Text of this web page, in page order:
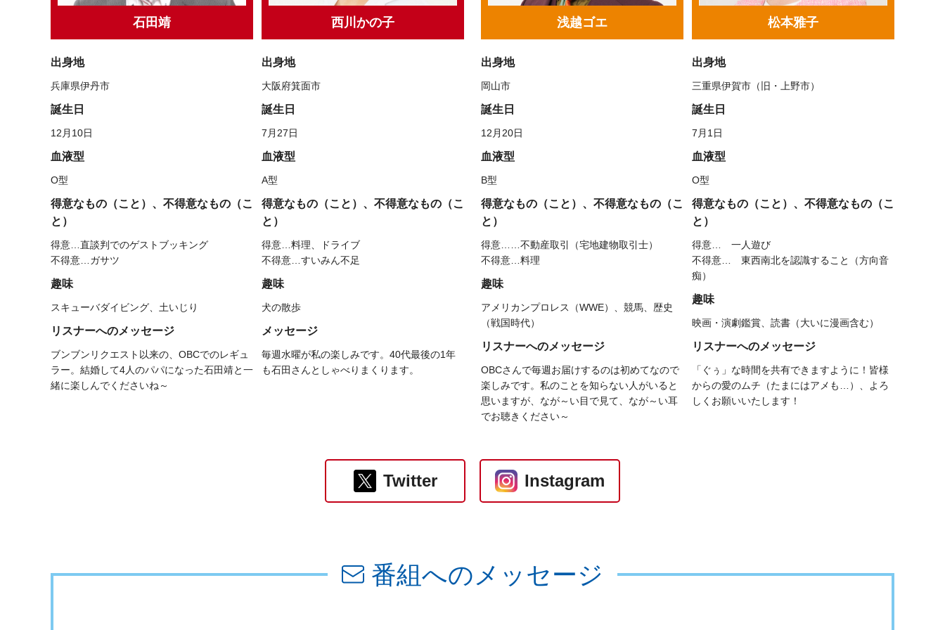
石田靖
出身地
兵庫県伊丹市
誕生日
12月10日
血液型
O型
得意なもの（こと）、不得意なもの（こ
と）
得意…直談判でのゲストブッキング
不得意…ガサツ
趣味
スキューバダイビング、土いじり
リスナーへのメッセージ
ブンブンリクエスト以来の、OBCでのレギュ
ラー。結婚して4人のパパになった石田靖と一
緒に楽しんでくださいね～
西川かの子
出身地
大阪府箕面市
誕生日
7月27日
血液型
A型
得意なもの（こと）、不得意なもの（こ
と）
得意…料理、ドライブ
不得意…すいみん不足
趣味
犬の散歩
メッセージ
毎週水曜が私の楽しみです。40代最後の1年
も石田さんとしゃべりまくります。
浅越ゴエ
出身地
岡山市
誕生日
12月20日
血液型
B型
得意なもの（こと）、不得意なもの（こ
と）
得意……不動産取引（宅地建物取引士）
不得意…料理
趣味
アメリカンプロレス（WWE）、競馬、歴史
（戦国時代）
リスナーへのメッセージ
OBCさんで毎週お届けするのは初めてなので
楽しみです。私のことを知らない人がいると
思いますが、なが～い目で見て、なが～い耳
でお聴きください～
松本雅子
出身地
三重県伊賀市（旧・上野市）
誕生日
7月1日
血液型
O型
得意なもの（こと）、不得意なもの（こ
と）
得意… 一人遊び
不得意… 東西南北を認識すること（方向音
痴）
趣味
映画・演劇鑑賞、読書（大いに漫画含む）
リスナーへのメッセージ
「ぐぅ」な時間を共有できますように！皆様
からの愛のムチ（たまにはアメも…）、よろ
しくお願いいたします！
Twitter Instagram
番組へのメッセージ